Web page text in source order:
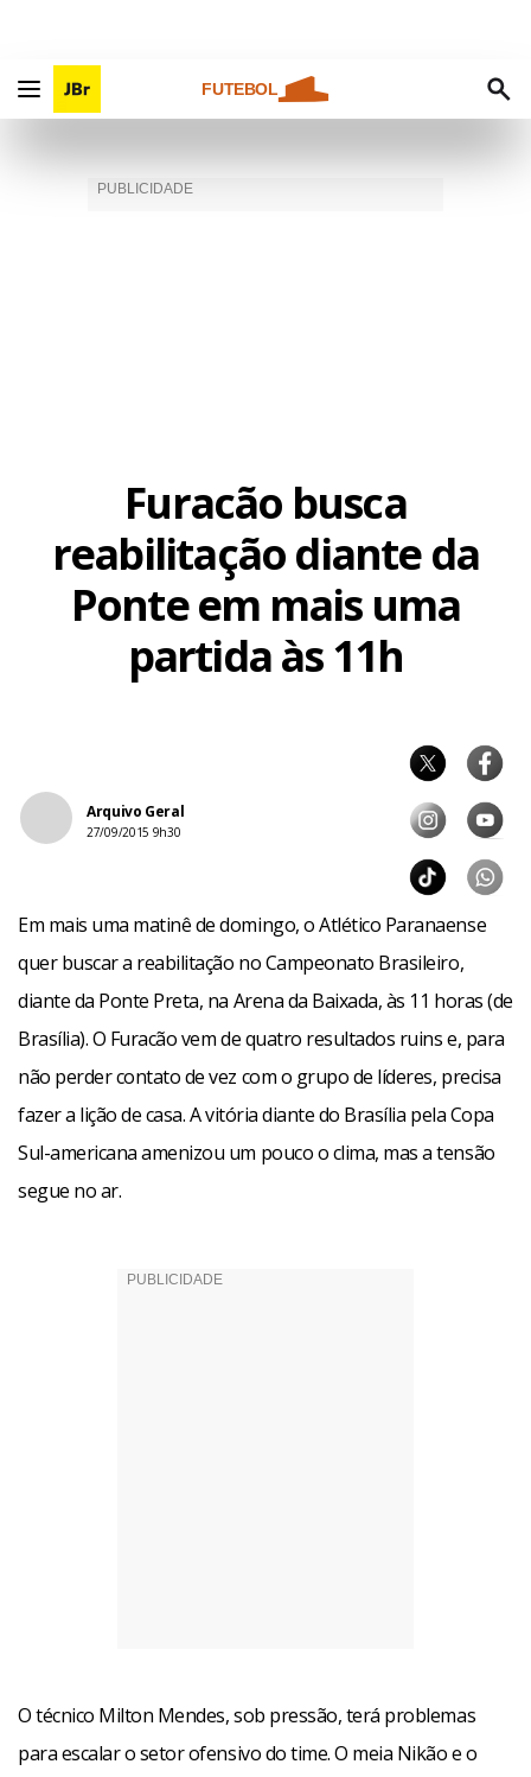
FUTEBOL
Furacão busca
reabilitação diante da
Ponte em mais uma
partida às 11h
Arquivo Geral
27/09/2015 9h30
Em mais uma matinê de domingo, o Atlético Paranaense
quer buscar a reabilitação no Campeonato Brasileiro,
diante da Ponte Preta, na Arena da Baixada, às 11 horas (de
Brasília). O Furacão vem de quatro resultados ruins e, para
não perder contato de vez com o grupo de líderes, precisa
fazer a lição de casa. A vitória diante do Brasília pela Copa
Sul-americana amenizou um pouco o clima, mas a tensão
segue no ar.
O técnico Milton Mendes, sob pressão, terá problemas
para escalar o setor ofensivo do time. O meia Nikão e o